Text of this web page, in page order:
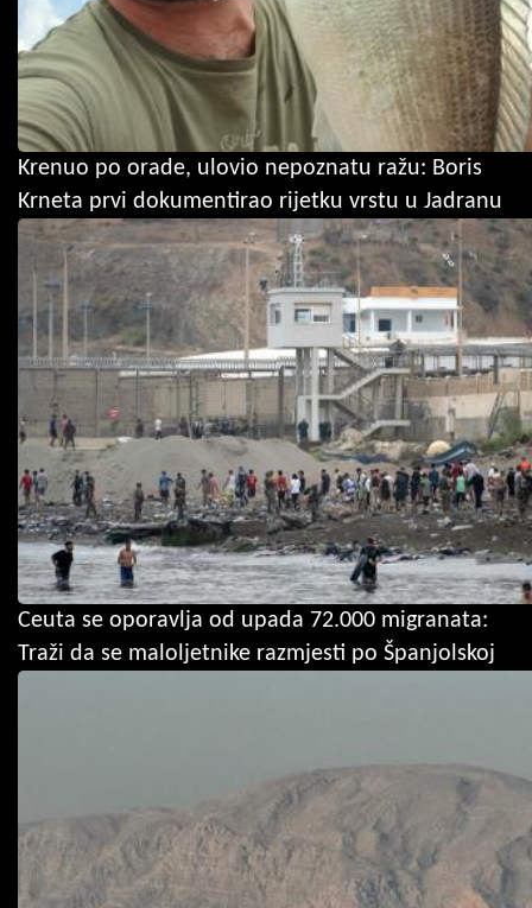
Krenuo po orade, ulovio nepoznatu ražu: Boris
Krneta prvi dokumentirao rijetku vrstu u Jadranu
Ceuta se oporavlja od upada 72.000 migranata:
Traži da se maloljetnike razmjesti po Španjolskoj